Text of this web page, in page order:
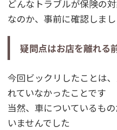
どんなトラブルが保険の
なのか、事前に確認しま
疑問点はお店を離れる
今回ビックリしたことは
れていなかったことです
当然、車についているも
いませんでした